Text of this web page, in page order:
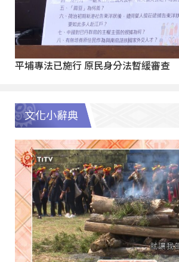
平埔專法已施行 原民身分法暫緩審查
文化小辭典